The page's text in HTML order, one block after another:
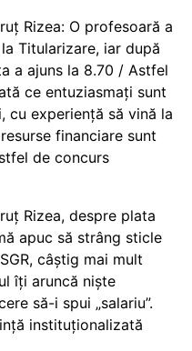
Rizea: O profesoară a
Titularizare, iar după
a ajuns la 8.70 / Astfel
ce entuziasmați sunt
cu experiență să vină la
financiare sunt
de concurs
Rizea, despre plata
apuc să strâng sticle
câștig mai mult
îți aruncă niște
să-i spui „salariu”.
instituționalizată